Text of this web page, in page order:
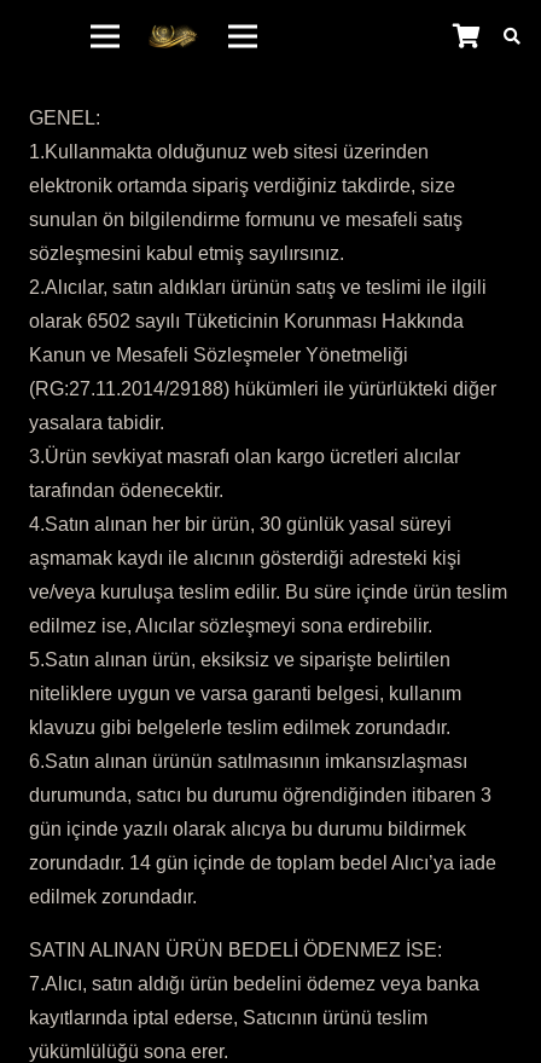
GENEL:
1.Kullanmakta olduğunuz web sitesi üzerinden
elektronik ortamda sipariş verdiğiniz takdirde, size
sunulan ön bilgilendirme formunu ve mesafeli satış
sözleşmesini kabul etmiş sayılırsınız.
2.Alıcılar, satın aldıkları ürünün satış ve teslimi ile ilgili
olarak 6502 sayılı Tüketicinin Korunması Hakkında
Kanun ve Mesafeli Sözleşmeler Yönetmeliği
(RG:27.11.2014/29188) hükümleri ile yürürlükteki diğer
yasalara tabidir.
3.Ürün sevkiyat masrafı olan kargo ücretleri alıcılar
tarafından ödenecektir.
4.Satın alınan her bir ürün, 30 günlük yasal süreyi
aşmamak kaydı ile alıcının gösterdiği adresteki kişi
ve/veya kuruluşa teslim edilir. Bu süre içinde ürün teslim
edilmez ise, Alıcılar sözleşmeyi sona erdirebilir.
5.Satın alınan ürün, eksiksiz ve siparişte belirtilen
niteliklere uygun ve varsa garanti belgesi, kullanım
klavuzu gibi belgelerle teslim edilmek zorundadır.
6.Satın alınan ürünün satılmasının imkansızlaşması
durumunda, satıcı bu durumu öğrendiğinden itibaren 3
gün içinde yazılı olarak alıcıya bu durumu bildirmek
zorundadır. 14 gün içinde de toplam bedel Alıcı’ya iade
edilmek zorundadır.
SATIN ALINAN ÜRÜN BEDELİ ÖDENMEZ İSE:
7.Alıcı, satın aldığı ürün bedelini ödemez veya banka
kayıtlarında iptal ederse, Satıcının ürünü teslim
yükümlülüğü sona erer.